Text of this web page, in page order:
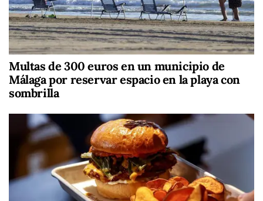
Multas de 300 euros en un municipio de
Málaga por reservar espacio en la playa con
sombrilla